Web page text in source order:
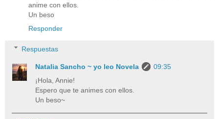
anime con ellos.
Un beso
Responder
Respuestas
Natalia Sancho ~ yo leo Novela
09:35
¡Hola, Annie!
Espero que te animes con ellos.
Un beso~